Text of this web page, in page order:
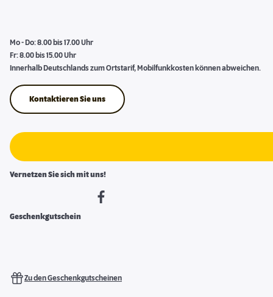
Mo - Do: 8.00 bis 17.00 Uhr
Fr: 8.00 bis 15.00 Uhr
Innerhalb Deutschlands zum Ortstarif, Mobilfunkkosten können abweichen.
Kontaktieren Sie uns
Vernetzen Sie sich mit uns!
Geschenkgutschein
Zu den Geschenkgutscheinen